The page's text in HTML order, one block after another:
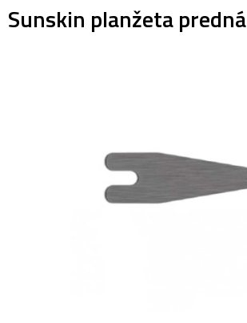
Sunskin planžeta predná